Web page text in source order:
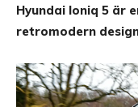
Hyundai Ioniq 5 är
retromodern